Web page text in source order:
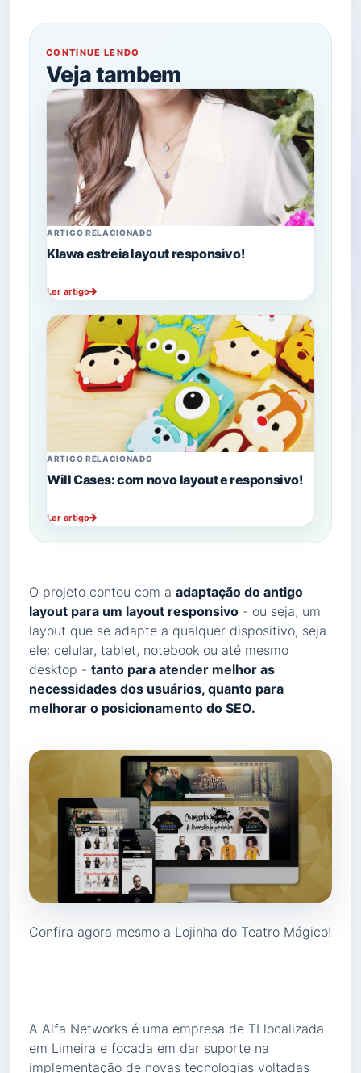
CONTINUE LENDO
Veja tambem
ARTIGO RELACIONADO
Klawa estreia layout responsivo!
Ler artigo
ARTIGO RELACIONADO
Will Cases: com novo layout e responsivo!
Ler artigo
O projeto contou com a adaptação do antigo
layout para um layout responsivo - ou seja, um
layout que se adapte a qualquer dispositivo, seja
ele: celular, tablet, notebook ou até mesmo
desktop - tanto para atender melhor as
necessidades dos usuários, quanto para
melhorar o posicionamento do SEO.
Confira agora mesmo a Lojinha do Teatro Mágico!
A Alfa Networks é uma empresa de TI localizada
em Limeira e focada em dar suporte na
implementação de novas tecnologias voltadas